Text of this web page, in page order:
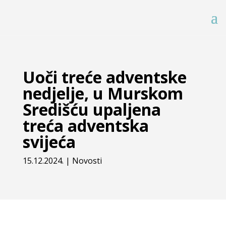
Uoči treće adventske
nedjelje, u Murskom
Središću upaljena
treća adventska
svijeća
15.12.2024. | Novosti